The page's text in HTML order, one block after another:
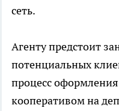
сеть.
Агенту предстоит
потенциальных
процесс
кооперативом на